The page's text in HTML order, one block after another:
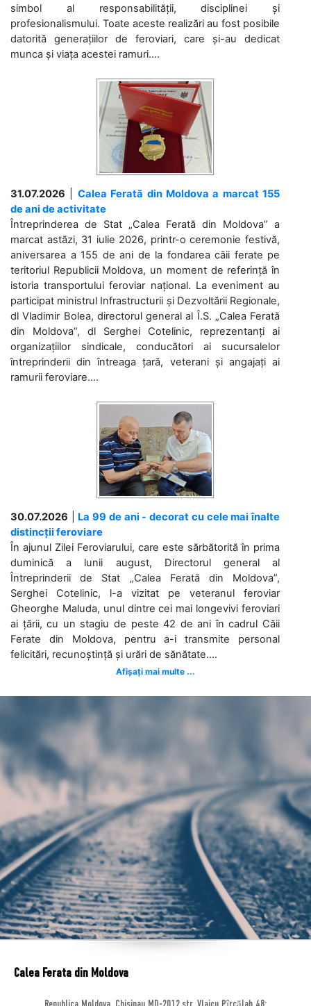
simbol al responsabilității, disciplinei și
profesionalismului. Toate aceste realizări au fost posibile
datorită generațiilor de feroviari, care și-au dedicat
munca și viața acestei ramuri....
31.07.2026
Calea Ferată din Moldova a marcat 155
de ani de activitate
Întreprinderea de Stat „Calea Ferată din Moldova” a
marcat astăzi, 31 iulie 2026, printr-o ceremonie festivă,
aniversarea a 155 de ani de la fondarea căii ferate pe
teritoriul Republicii Moldova, un moment de referință în
istoria transportului feroviar național. La eveniment au
participat ministrul Infrastructurii și Dezvoltării Regionale,
dl Vladimir Bolea, directorul general al Î.S. „Calea Ferată
din Moldova”, dl Serghei Cotelinic, reprezentanți ai
organizațiilor sindicale, conducători ai sucursalelor
întreprinderii din întreaga țară, veterani și angajați ai
ramurii feroviare....
30.07.2026
La 99 de ani - decorat cu cele mai înalte
distincții feroviare
În ajunul Zilei Feroviarului, care este sărbătorită în prima
duminică a lunii august, Directorul general al
Întreprinderii de Stat „Calea Ferată din Moldova”,
Serghei Cotelinic, l-a vizitat pe veteranul feroviar
Gheorghe Maluda, unul dintre cei mai longevivi feroviari
ai țării, cu un stagiu de peste 42 de ani în cadrul Căii
Ferate din Moldova, pentru a-i transmite personal
felicitări, recunoștință și urări de sănătate....
Afișați mai multe ...
Calea Ferata din Moldova